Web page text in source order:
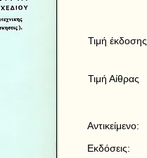
Τιμή έκδοσης
Τιμή Αίθρας
Αντικείμενο:
Εκδόσεις: